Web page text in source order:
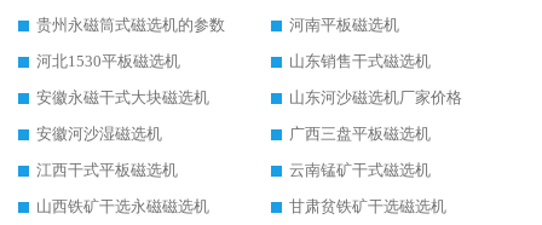
贵州永磁筒式磁选机的参数
河南平板磁选机
河北1530平板磁选机
山东销售干式磁选机
安徽永磁干式大块磁选机
山东河沙磁选机厂家价格
安徽河沙湿磁选机
广西三盘平板磁选机
江西干式平板磁选机
云南锰矿干式磁选机
山西铁矿干选永磁磁选机
甘肃贫铁矿干选磁选机